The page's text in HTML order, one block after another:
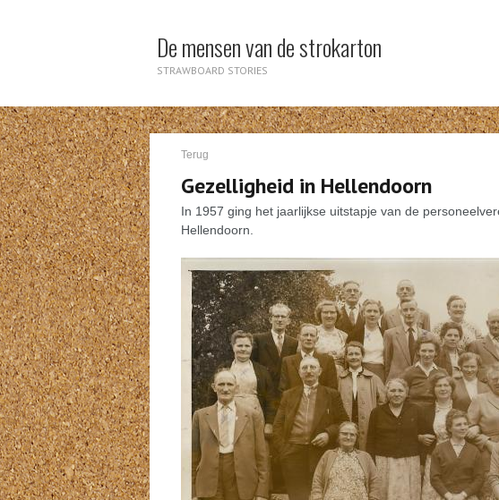
De mensen van de strokarton
STRAWBOARD STORIES
Terug
Gezelligheid in Hellendoorn
In 1957 ging het jaarlijkse uitstapje van de
Hellendoorn.